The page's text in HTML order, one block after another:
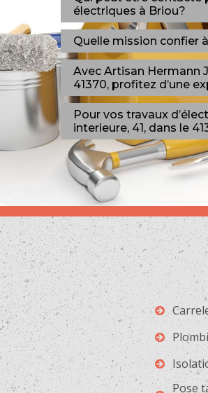
électriques à Briou?
Quelle mission confier
Avec Artisan Hermann
41370, profitez d’une
Pour vos travaux
interieure, 41, dans le
Pose